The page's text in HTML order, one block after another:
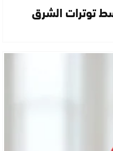
توترات الشرق